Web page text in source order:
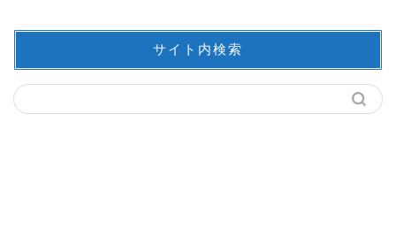
サイト内検索